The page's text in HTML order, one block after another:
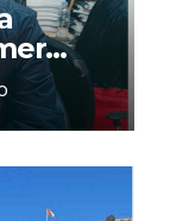
Keiko